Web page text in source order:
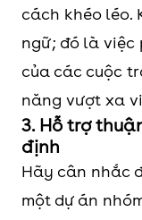
cách khéo léo.
ngữ; đó là
của các cuộc
năng vượt xa
3. Hỗ trợ
định
Hãy cân nhắc
một dự án